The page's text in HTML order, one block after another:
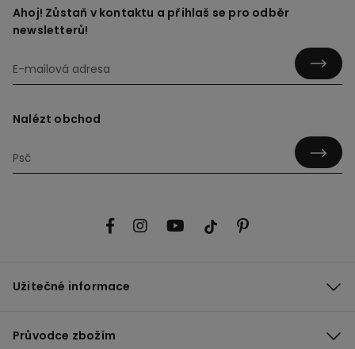
Ahoj! Zůstaň v kontaktu a přihlaš se pro odběr
newsletterů!
Nalézt obchod
Užitečné informace
Průvodce zbožím